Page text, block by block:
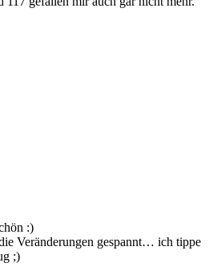
:)
Veränderungen gespannt… ich tippe
;)